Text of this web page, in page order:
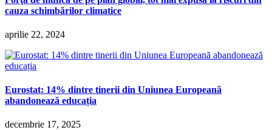
cauza schimbărilor climatice
aprilie 22, 2024
Eurostat: 14% dintre tinerii din Uniunea Europeană
abandonează educația
decembrie 17, 2025